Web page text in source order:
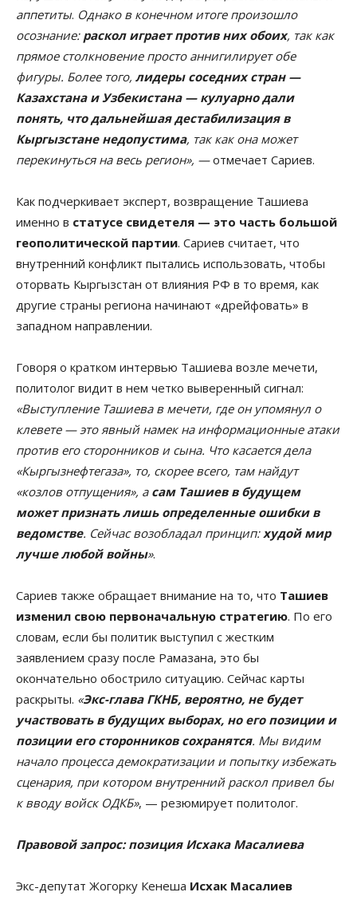
аппетиты. Однако в конечном итоге произошло
осознание: раскол играет против них обоих, так как
прямое столкновение просто аннигилирует обе
фигуры. Более того, лидеры соседних стран —
Казахстана и Узбекистана — кулуарно дали
понять, что дальнейшая дестабилизация в
Кыргызстане недопустима, так как она может
перекинуться на весь регион», —отмечает Сариев.
Как подчеркивает эксперт, возвращение Ташиева
именно в статусе свидетеля — это часть большой
геополитической партии. Сариев считает, что
внутренний конфликт пытались использовать, чтобы
оторвать Кыргызстан от влияния РФ в то время, как
другие страны региона начинают «дрейфовать» в
западном направлении.
Говоря о кратком интервью Ташиева возле мечети,
политолог видит в нем четко выверенный сигнал:
«Выступление Ташиева в мечети, где он упомянул о
клевете — это явный намек на информационные атаки
против его сторонников и сына. Что касается дела
«Кыргызнефтегаза», то, скорее всего, там найдут
«козлов отпущения», а сам Ташиев в будущем
может признать лишь определенные ошибки в
ведомстве. Сейчас возобладал принцип: худой мир
лучше любой войны».
Сариев также обращает внимание на то, что Ташиев
изменил свою первоначальную стратегию. По его
словам, если бы политик выступил с жестким
заявлением сразу после Рамазана, это бы
окончательно обострило ситуацию. Сейчас карты
раскрыты. «Экс-глава ГКНБ, вероятно, не будет
участвовать в будущих выборах, но его позиции и
позиции его сторонников сохранятся. Мы видим
начало процесса демократизации и попытку избежать
сценария, при котором внутренний раскол привел бы
к вводу войск ОДКБ», — резюмирует политолог.
Правовой запрос: позиция Исхака Масалиева
Экс-депутат Жогорку Кенеша Исхак Масалиев